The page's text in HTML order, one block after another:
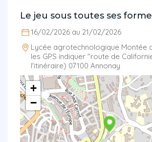
Le jeu sous toutes ses
16/02/2026 au 21/02/2026
Lycée agrotechnologique Montée
les GPS indiquer "route de
l'itinéraire) 07100 Annonay
+
−